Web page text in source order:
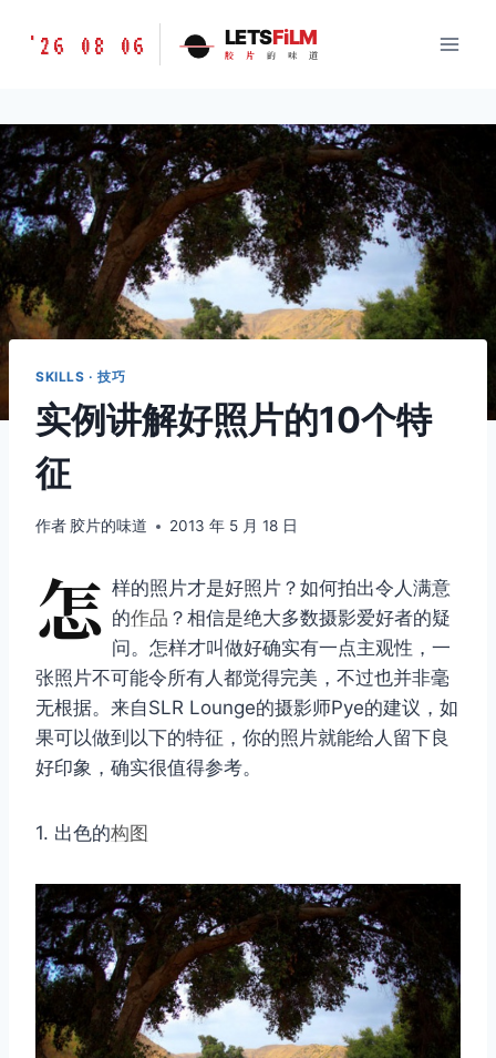
胶
味
道
LETSFILM
'26 08 06 LETSFiLM
胶 片 的 味 道
SKILLS · 技巧
实例讲解好照片的10个特
征
作者 胶片的味道 2013 年 5 月 18 日
怎 样的照片才是好照片？如何拍出令人满意
的作品 ？相信是绝大多数摄影爱好者的疑
问。怎样才叫做好确实有一点主观性，一
张照片不可能令所有人都觉得完美，不过也并非毫
无根据。来自SLR Lounge的摄影师Pye的建议，如
果可以做到以下的特征，你的照片就能给人留下良
好印象，确实很值得参考。
1. 出色的构图